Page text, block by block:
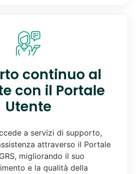
continuo al
con il Portale
Utente
a servizi di supporto,
attraverso il Portale
migliorando il suo
e la qualità della